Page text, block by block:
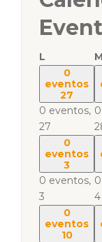
L M
0
eventos
27
0 eventos,
27
0
eventos
3
0 eventos,
3
4
0
eventos
10